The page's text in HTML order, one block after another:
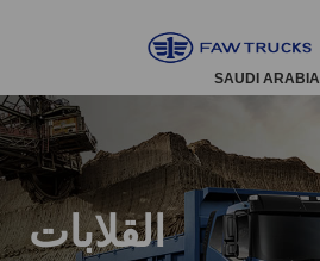
SAUDI ARABIA
القلابات